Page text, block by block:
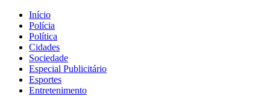
Início
Polícia
Política
Cidades
Sociedade
Especial Publicitário
Esportes
Entretenimento